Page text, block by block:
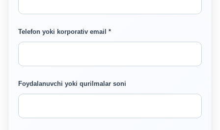
Telefon yoki korporativ email *
Foydalanuvchi yoki qurilmalar soni